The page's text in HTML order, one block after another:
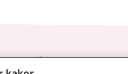
och vård